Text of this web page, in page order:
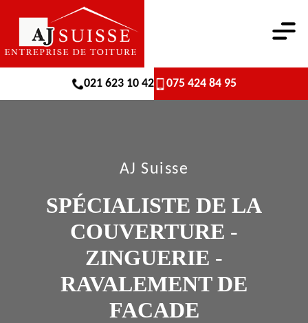
021 623 10 42 075 424 84 95
AJ Suisse
SPÉCIALISTE DE LA
COUVERTURE -
ZINGUERIE -
RAVALEMENT DE
FACADE